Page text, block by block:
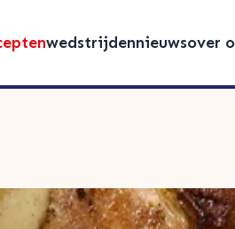
wedstrijdennieuwsover